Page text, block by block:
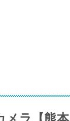
メラ【熊